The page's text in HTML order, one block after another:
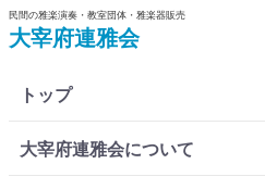
民間の雅楽演奏・教室団体・雅楽器販売
大宰府連雅会
トップ
大宰府連雅会について